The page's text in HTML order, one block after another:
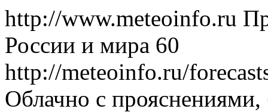
http://www.meteoinfo.ru
России и мира 60
http://meteoinfo.ru/
Облачно с прояснениями,